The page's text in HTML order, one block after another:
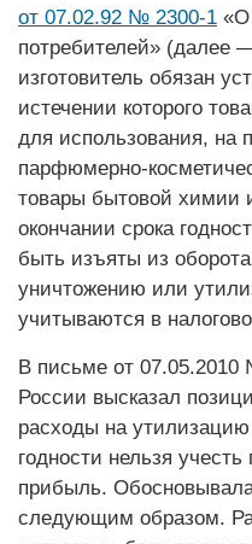
от 07.02.92 № 2300-1 «О
потребителей» (далее
изготовитель обязан
истечении которого
для использования, на
парфюмерно-
товары бытовой химии
окончании срока
быть изъяты из
уничтожению или
учитываются в
В письме от
России высказал
расходы на
годнос­ти нельзя
прибыль.
следующим образом.